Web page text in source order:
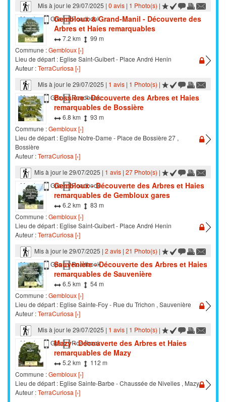
Mis à jour le 29/07/2025 | 0 avis| 1 Photo(s) |
Marche
Gps Roadbook
Gembloux & Grand-Manil - Découverte des
Arbres et Haies remarquables
7.2 km
99 m
Commune :Gembloux [›]
Lieu de départ : Eglise Saint-Guibert - Place André Henin
Auteur :TerraCuriosa [›]
Mis à jour le 29/07/2025 | 1 avis| 1 Photo(s) |
Marche
Gps Roadbook
Bossière - Découverte des Arbres et Haies
remarquables de Bossière
6.8 km
93 m
Commune :Gembloux [›]
Lieu de départ : Eglise Notre-Dame - Place de Bossière 27 ,
Bossière
Auteur :TerraCuriosa [›]
Mis à jour le 29/07/2025 | 1 avis| 27 Photo(s) |
Marche
Gps Roadbook
Gembloux - Découverte des Arbres et Haies
remarquables de Gembloux gares
6.2 km
83 m
Commune :Gembloux [›]
Lieu de départ : Eglise Saint-Guibert - Place André Henin
Auteur :TerraCuriosa [›]
Mis à jour le 29/07/2025 | 2 avis| 21 Photo(s) |
Marche
Gps Roadbook
Sauvenière - Découverte des Arbres et Haies
remarquables de Sauvenière
6.5 km
54 m
Commune :Gembloux [›]
Lieu de départ : Eglise Sainte-Foy - Rue du Trichon , Sauvenière
Auteur :TerraCuriosa [›]
Mis à jour le 29/07/2025 | 1 avis| 1 Photo(s) |
Marche
Gps Roadbook
Mazy - Découverte des Arbres et Haies
remarquables de Mazy
5.2 km
112 m
Commune :Gembloux [›]
Lieu de départ : Eglise Sainte-Barbe - Chaussée de Nivelles , Mazy
Auteur :TerraCuriosa [›]